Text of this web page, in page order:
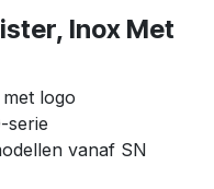
Inox Met
logo
serie
vanaf SN